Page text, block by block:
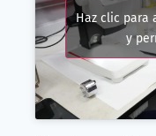
Haz clic para
y